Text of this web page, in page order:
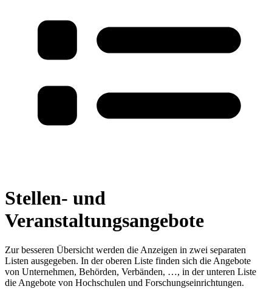
Stellen- und
Veranstaltungsangebote
Zur besseren Übersicht werden die Anzeigen in zwei separaten
Listen ausgegeben. In der oberen Liste finden sich die Angebote
von Unternehmen, Behörden, Verbänden, …, in der unteren Liste
die Angebote von Hochschulen und Forschungseinrichtungen.